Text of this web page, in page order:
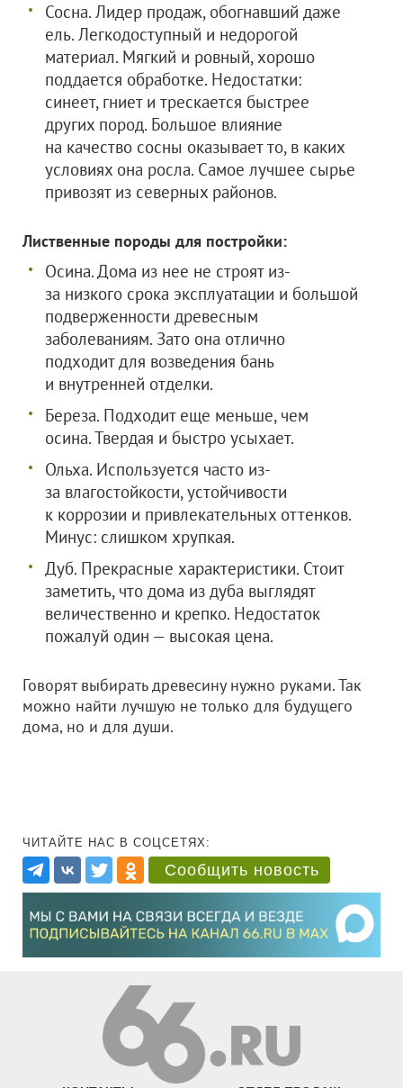
Сосна. Лидер продаж, обогнавший даже
ель. Легкодоступный и недорогой
материал. Мягкий и ровный, хорошо
поддается обработке. Недостатки:
синеет, гниет и трескается быстрее
других пород. Большое влияние
на качество сосны оказывает то, в каких
условиях она росла. Самое лучшее сырье
привозят из северных районов.
Лиственные породы для постройки:
Осина. Дома из нее не строят из-
за низкого срока эксплуатации и большой
подверженности древесным
заболеваниям. Зато она отлично
подходит для возведения бань
и внутренней отделки.
Береза. Подходит еще меньше, чем
осина. Твердая и быстро усыхает.
Ольха. Используется часто из-
за влагостойкости, устойчивости
к коррозии и привлекательных оттенков.
Минус: слишком хрупкая.
Дуб. Прекрасные характеристики. Стоит
заметить, что дома из дуба выглядят
величественно и крепко. Недостаток
пожалуй один — высокая цена.
Говорят выбирать древесину нужно руками. Так
можно найти лучшую не только для будущего
дома, но и для души.
ЧИТАЙТЕ НАС В СОЦСЕТЯХ:
Сообщить новость